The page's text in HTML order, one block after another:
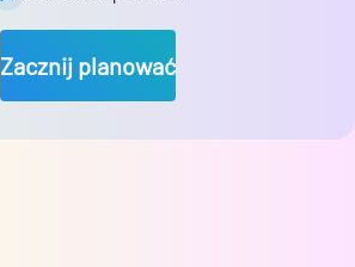
Zacznij planować